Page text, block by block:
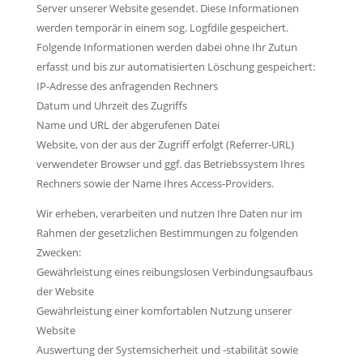
Server unserer Website gesendet. Diese Informationen
werden temporär in einem sog. Logfdile gespeichert.
Folgende Informationen werden dabei ohne Ihr Zutun
erfasst und bis zur automatisierten Löschung gespeichert:
IP-Adresse des anfragenden Rechners
Datum und Uhrzeit des Zugriffs
Name und URL der abgerufenen Datei
Website, von der aus der Zugriff erfolgt (Referrer-URL)
verwendeter Browser und ggf. das Betriebssystem Ihres
Rechners sowie der Name Ihres Access-Providers.
Wir erheben, verarbeiten und nutzen Ihre Daten nur im
Rahmen der gesetzlichen Bestimmungen zu folgenden
Zwecken:
Gewährleistung eines reibungslosen Verbindungsaufbaus
der Website
Gewährleistung einer komfortablen Nutzung unserer
Website
Auswertung der Systemsicherheit und -stabilität sowie